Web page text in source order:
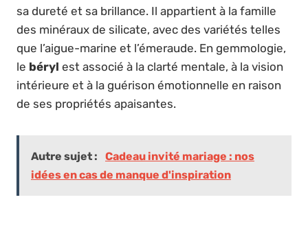
sa dureté et sa brillance. Il appartient à la famille
des minéraux de silicate, avec des variétés telles
que l’aigue-marine et l’émeraude. En gemmologie,
le béryl est associé à la clarté mentale, à la vision
intérieure et à la guérison émotionnelle en raison
de ses propriétés apaisantes.
Autre sujet :
Cadeau invité mariage : nos
idées en cas de manque d'inspiration